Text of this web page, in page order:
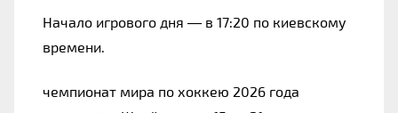
Начало игрового дня — в 17:20 по киевскому
времени.
чемпионат мира по хоккею 2026 года